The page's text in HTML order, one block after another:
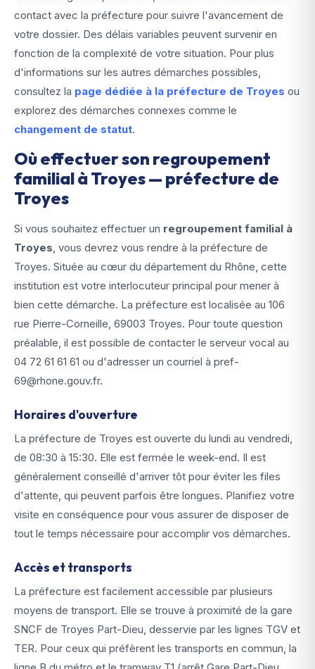
contact avec la préfecture pour suivre l'avancement de
votre dossier. Des délais variables peuvent survenir en
fonction de la complexité de votre situation. Pour plus
d'informations sur les autres démarches possibles,
consultez la page dédiée à la préfecture de Troyes ou
explorez des démarches connexes comme le
changement de statut.
Où effectuer son regroupement
familial à Troyes — préfecture de
Troyes
Si vous souhaitez effectuer un regroupement familial à
Troyes, vous devrez vous rendre à la préfecture de
Troyes. Située au cœur du département du Rhône, cette
institution est votre interlocuteur principal pour mener à
bien cette démarche. La préfecture est localisée au 106
rue Pierre-Corneille, 69003 Troyes. Pour toute question
préalable, il est possible de contacter le serveur vocal au
04 72 61 61 61 ou d'adresser un courriel à pref-
69@rhone.gouv.fr.
Horaires d'ouverture
La préfecture de Troyes est ouverte du lundi au vendredi,
de 08:30 à 15:30. Elle est fermée le week-end. Il est
généralement conseillé d'arriver tôt pour éviter les files
d'attente, qui peuvent parfois être longues. Planifiez votre
visite en conséquence pour vous assurer de disposer de
tout le temps nécessaire pour accomplir vos démarches.
Accès et transports
La préfecture est facilement accessible par plusieurs
moyens de transport. Elle se trouve à proximité de la gare
SNCF de Troyes Part-Dieu, desservie par les lignes TGV et
TER. Pour ceux qui préfèrent les transports en commun, la